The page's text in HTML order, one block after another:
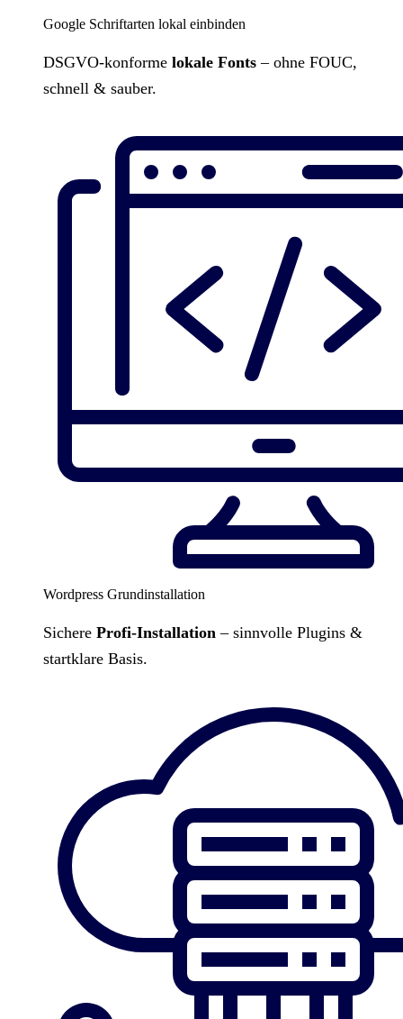
Google Schriftarten lokal einbinden
DSGVO-konforme lokale Fonts – ohne FOUC,
schnell & sauber.
Wordpress Grundinstallation
Sichere Profi-Installation – sinnvolle Plugins &
startklare Basis.